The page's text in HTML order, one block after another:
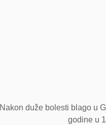
Nakon duže bolesti blago u
godine u